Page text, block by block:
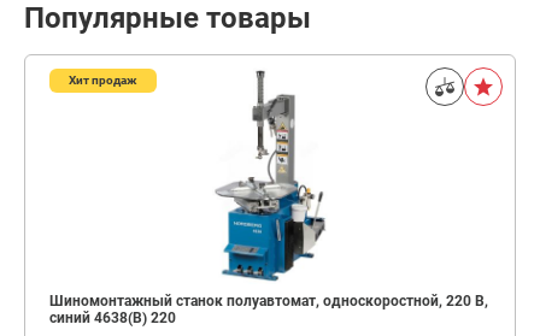
Популярные товары
Хит продаж
Шиномонтажный станок полуавтомат, односкоростной, 220 В,
синий 4638(B) 220